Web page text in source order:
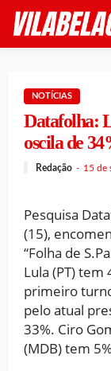
NOTÍCIAS
Datafolha:
oscila de
Redação 15 de
Pesquisa
(15),
“Folha de
Lula (PT)
primeiro
pelo atual
33%. Ciro
(MDB) tem